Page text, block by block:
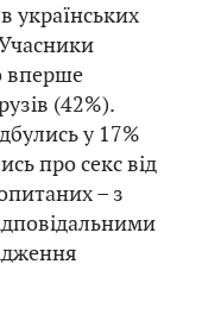
українських
вперше
(42%).
у 17%
про секс від
– з